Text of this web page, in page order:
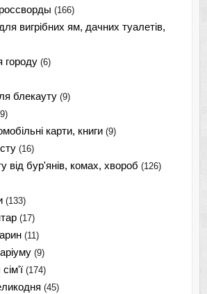
(166)
вигрібних ям, дачних туалетів,
городу (6)
блекауту (9)
карти, книги (9)
(16)
від бур'янів, комах, хвороб (126)
(133)
(17)
(11)
(9)
(174)
(45)